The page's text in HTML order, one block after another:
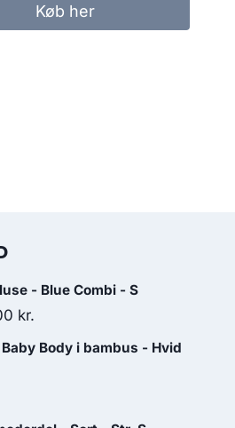
Køb her
- Blue Combi - S
kr..
kr.
price
Body i bambus - Hvid